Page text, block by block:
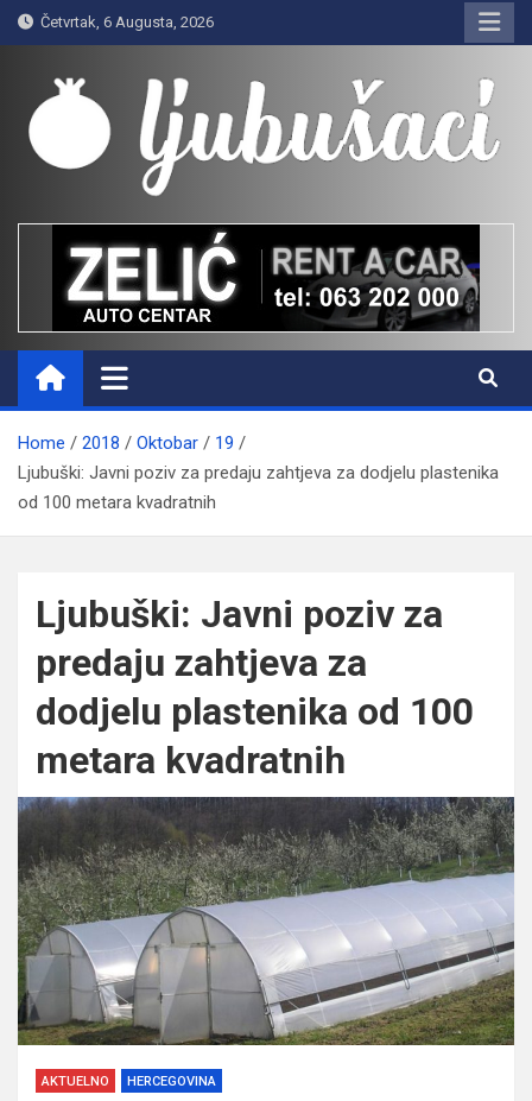
Skip
to
content
Četvrtak, 6 Augusta, 2026
Ljubušaci
Svom voljenom gradu
Home 2018 Oktobar
19
Ljubuški: Javni poziv za predaju zahtjeva za dodjelu plastenika
od 100 metara kvadratnih
Ljubuški: Javni poziv za
predaju zahtjeva za
dodjelu plastenika od 100
metara kvadratnih
AKTUELNO HERCEGOVINA